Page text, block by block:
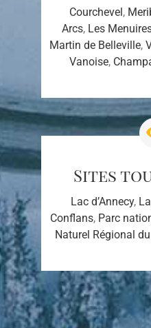
Courchevel,
Arcs, Les
Martin de Belleville,
Vanoise,
Sites
Lac d’Annecy,
Conflans, Parc
Naturel Régional